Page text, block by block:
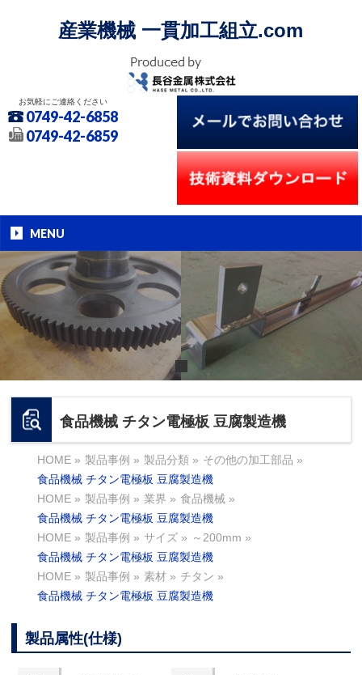
産業機械 一貫加工組立.com
お気軽にご連絡ください
0749-42-6858
0749-42-6859
MENU
食品機械 チタン電極板 豆腐製造機
HOME » 製品事例 » 製品分類 » その他の加工部品 »
食品機械 チタン電極板 豆腐製造機
HOME » 製品事例 » 業界 » 食品機械 »
食品機械 チタン電極板 豆腐製造機
HOME » 製品事例 » サイズ » ～200mm »
食品機械 チタン電極板 豆腐製造機
HOME » 製品事例 » 素材 » チタン »
食品機械 チタン電極板 豆腐製造機
製品属性(仕様)